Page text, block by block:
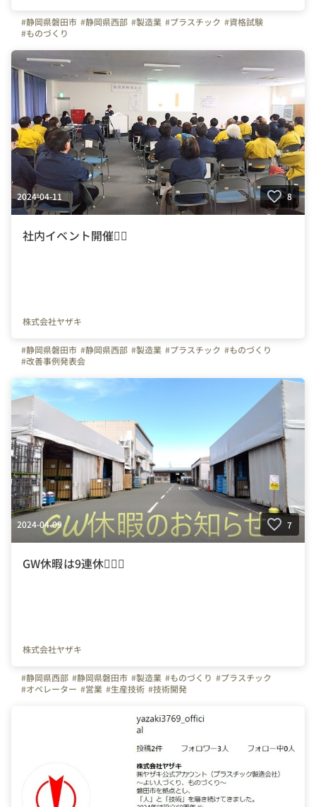
#静岡県磐田市 #静岡県西部 #製造業 #プラスチック #資格試験
#ものづくり
2024-04-11 8
社内イベント開催👯‍♀️
株式会社ヤザキ
#静岡県磐田市 #静岡県西部 #製造業 #プラスチック #ものづくり
#改善事例発表会
2024-04-09 7
GW休暇は9連休🧚🏻‍♀️
株式会社ヤザキ
#静岡県西部 #静岡県磐田市 #製造業 #ものづくり #プラスチック
#オペレーター #営業 #生産技術 #技術開発